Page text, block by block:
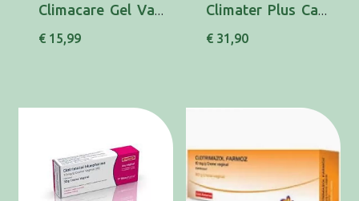
Climacare Gel Vaginal Unidose 5mlx5
€ 15,99
Climater Plus Caps X 30 cáps(s)
€ 31,90